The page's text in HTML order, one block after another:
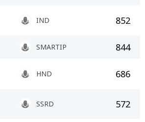
IND 852
SMARTIP 844
HND 686
SSRD 572